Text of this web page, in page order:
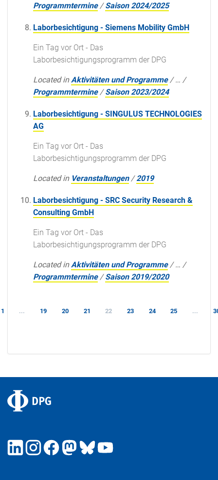
Programmtermine /Saison 2024/2025
Laborbesichtigung - Siemens Mobility GmbH
Ein Tag vor Ort - Das
Laborbesichtigungsprogramm der DPG
Located in Aktivitäten und Programme /… /
Programmtermine /Saison 2023/2024
Laborbesichtigung - SINGULUS TECHNOLOGIES
AG
Ein Tag vor Ort - Das
Laborbesichtigungsprogramm der DPG
Located in Veranstaltungen /2019
Laborbesichtigung - SRC Security Research &
Consulting GmbH
Ein Tag vor Ort - Das
Laborbesichtigungsprogramm der DPG
Located in Aktivitäten und Programme /… /
Programmtermine /Saison 2019/2020
1 ... 19 20 21 22 23 24 25 ...